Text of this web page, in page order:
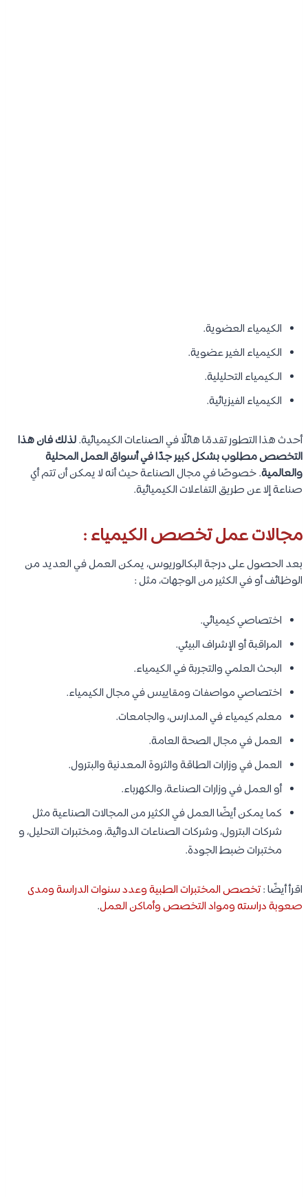
الكيمياء العضوية.
الكيمياء الغير عضوية.
الـكيمياء التحليلية.
الكيمياء الفيزيائية.
أحدث هذا التطور تقدمًا هائلًا في الصناعات الكيميائية.لذلك فان هذا
التخصص مطلوب بشكل كبير جدًا في أسواق العمل المحلية
والعالمية. خصوصًا في مجال الصناعة حيث أنه لا يمكن أن تتم أي
صناعة إلا عن طريق التفاعلات الكيميائية.
مجالات عمل تخصص الكيمياء :
بعد الحصول على درجة البكالوريوس، يمكن العمل في العديد من
الوظائف أو في الكثير من الوجهات، مثل :
اختصاصي كيميائي.
المراقبة أو الإشراف البيئي.
البحث العلمي والتجربة في الكيمياء.
اختصاصي مواصفات ومقاييس في مجال الكيمياء.
معلم كيمياء في المدارس، والجامعات.
العمل في مجال الصحة العامة.
العمل في وزارات الطاقة والثروة المعدنية والبترول.
أو العمل في وزارات الصناعة، والكهرباء.
كما يمكن أيضًا العمل في الكثير من المجالات الصناعية مثل
شركات البترول، وشركات الصناعات الدوائية، ومختبرات التحليل، و
مختبرات ضبط الجودة.
اقرأ أيضًا :تخصص المختبرات الطبية وعدد سنوات الدراسة ومدى
صعوبة دراسته ومواد التخصص وأماكن العمل.